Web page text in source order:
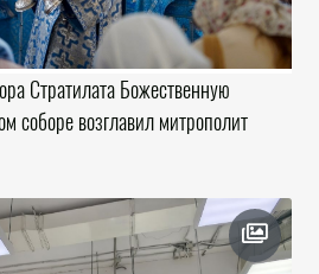
Стратилата Божественную
соборе возглавил митрополит